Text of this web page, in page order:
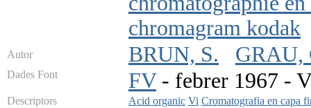
chromagram kodak
Autor BRUN, S. GRAU,
Dades Font FV- febrer 1967 -
Descriptors Acid organic Vi Cromatografia en capa